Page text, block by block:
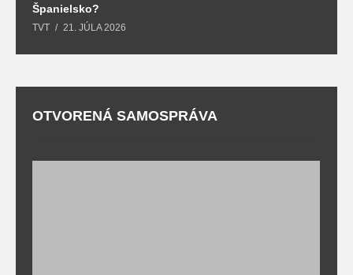
Španielsko?
TVT 21. JÚLA 2026
OTVORENÁ SAMOSPRÁVA